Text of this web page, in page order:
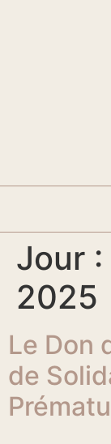
Jour :
2025
Le Don
de